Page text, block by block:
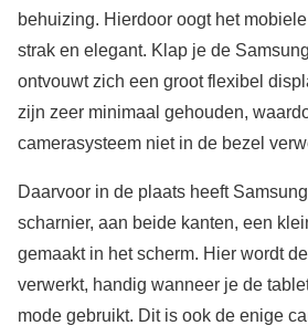
behuizing. Hierdoor oogt het
strak en elegant. Klap je de
ontvouwt zich een groot flexibel
zijn zeer minimaal gehouden,
camerasysteem niet in de bezel
Daarvoor in de plaats heeft
scharnier, aan beide kanten, een
gemaakt in het scherm. Hier wordt
verwerkt, handig wanneer je de
mode gebruikt. Dit is ook de enige